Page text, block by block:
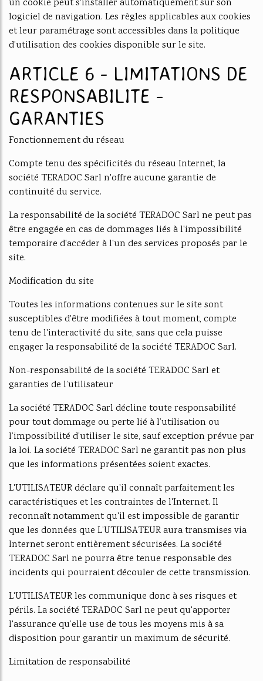
un cookie peut s'installer automatiquement sur son
logiciel de navigation. Les règles applicables aux cookies
et leur paramétrage sont accessibles dans la politique
d’utilisation des cookies disponible sur le site.
ARTICLE 6 - LIMITATIONS DE
RESPONSABILITE -
GARANTIES
Fonctionnement du réseau
Compte tenu des spécificités du réseau Internet, la
société TERADOC Sarl n'offre aucune garantie de
continuité du service.
La responsabilité de la société TERADOC Sarl ne peut pas
être engagée en cas de dommages liés à l'impossibilité
temporaire d'accéder à l'un des services proposés par le
site.
Modification du site
Toutes les informations contenues sur le site sont
susceptibles d'être modifiées à tout moment, compte
tenu de l'interactivité du site, sans que cela puisse
engager la responsabilité de la société TERADOC Sarl.
Non-responsabilité de la société TERADOC Sarl et
garanties de l’utilisateur
La société TERADOC Sarl décline toute responsabilité
pour tout dommage ou perte lié à l’utilisation ou
l’impossibilité d’utiliser le site, sauf exception prévue par
la loi. La société TERADOC Sarl ne garantit pas non plus
que les informations présentées soient exactes.
L'UTILISATEUR déclare qu'il connaît parfaitement les
caractéristiques et les contraintes de l'Internet. Il
reconnaît notamment qu'il est impossible de garantir
que les données que L’UTILISATEUR aura transmises via
Internet seront entièrement sécurisées. La société
TERADOC Sarl ne pourra être tenue responsable des
incidents qui pourraient découler de cette transmission.
L'UTILISATEUR les communique donc à ses risques et
périls. La société TERADOC Sarl ne peut qu'apporter
l'assurance qu’elle use de tous les moyens mis à sa
disposition pour garantir un maximum de sécurité.
Limitation de responsabilité